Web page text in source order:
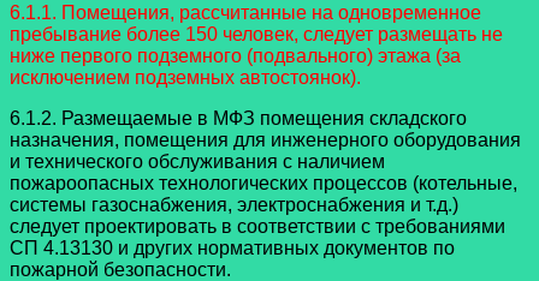
6.1.1. Помещения, рассчитанные на одновременное
пребывание более 150 человек, следует размещать не
ниже первого подземного (подвального) этажа (за
исключением подземных автостоянок).
6.1.2. Размещаемые в МФЗ помещения складского
назначения, помещения для инженерного оборудования
и технического обслуживания с наличием
пожароопасных технологических процессов (котельные,
системы газоснабжения, электроснабжения и т.д.)
следует проектировать в соответствии с требованиями
СП 4.13130 и других нормативных документов по
пожарной безопасности.